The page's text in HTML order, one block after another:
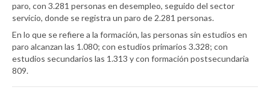
paro, con 3.281 personas en desempleo, seguido del sector
servicio, donde se registra un paro de 2.281 personas.
En lo que se refiere a la formación, las personas sin estudios en
paro alcanzan las 1.080; con estudios primarios 3.328; con
estudios secundarios las 1.313 y con formación postsecundaria
809.